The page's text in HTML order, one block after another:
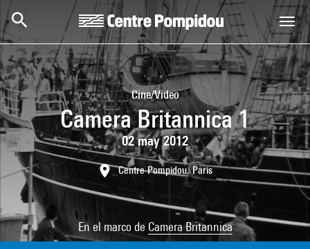
Skip to main content
Centre Pompidou
Cine/Video
Camera Britannica 1
02 may 2012
Centre Pompidou, Paris
En el marco de Camera Britannica